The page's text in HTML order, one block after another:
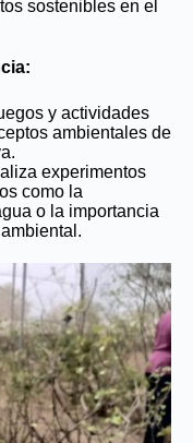
sostenibles en el
y actividades
ambientales de
experimentos
como la
o la importancia